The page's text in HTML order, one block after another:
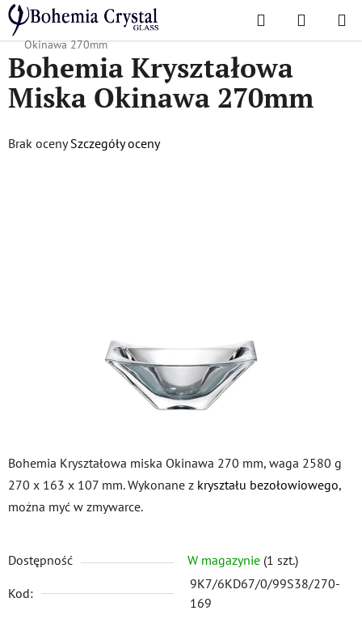
Przejść
do
treści
Szukaj KOSZYK
Home
/ Popularne kolekcje / Okinawa
Bohemia Kryształowa Miska
Okinawa 270mm
Bohemia Kryształowa miska Okinawa 270 mm, waga 2580 g
270 x 163 x 107 mm. Wykonane z kryształu bezołowiowego,
można myć w zmywarce.
Dostępność W magazynie (1 szt.)
Kod:
9K7/6KD67/0/99S38/270-
169
Bohemia Kryształowa
Miska Okinawa 270mm
Średnia
Brak oceny Szczegóły oceny